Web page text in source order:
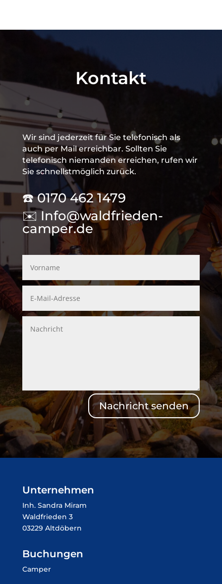
Kontakt
Wir sind jederzeit für Sie telefonisch als
auch per Mail erreichbar. Sollten Sie
telefonisch niemanden erreichen, rufen wir
Sie schnellstmöglich zurück.
☎️0170 462 1479
✉️ Info@waldfrieden-
camper.de
Nachricht senden
Unternehmen
Inh. Sandra Miram
Waldfrieden 3
03229 Altdöbern
Buchungen
Camper